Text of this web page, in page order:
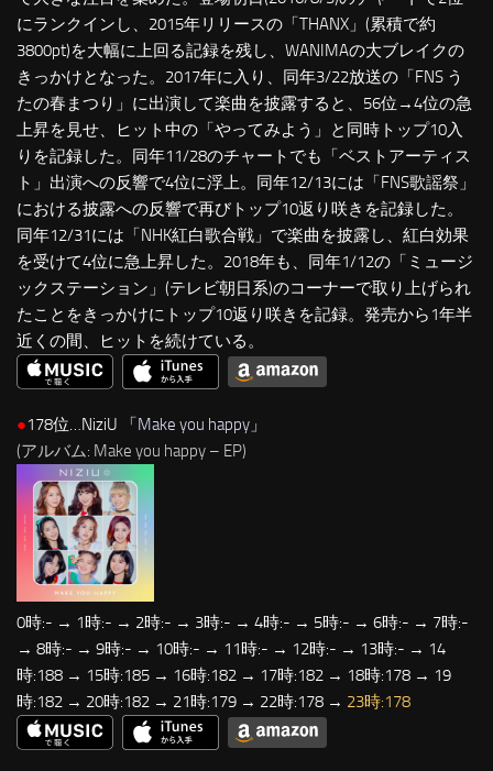
にランクインし、2015年リリースの「THANX」(累積で約
3800pt)を大幅に上回る記録を残し、WANIMAの大ブレイクの
きっかけとなった。2017年に入り、同年3/22放送の「FNS う
たの春まつり」に出演して楽曲を披露すると、56位→4位の急
上昇を見せ、ヒット中の「やってみよう」と同時トップ10入
りを記録した。同年11/28のチャートでも「ベストアーティス
ト」出演への反響で4位に浮上。同年12/13には「FNS歌謡祭」
における披露への反響で再びトップ10返り咲きを記録した。
同年12/31には「NHK紅白歌合戦」で楽曲を披露し、紅白効果
を受けて4位に急上昇した。2018年も、同年1/12の「ミュージ
ックステーション」(テレビ朝日系)のコーナーで取り上げられ
たことをきっかけにトップ10返り咲きを記録。発売から1年半
近くの間、ヒットを続けている。
●178位…NiziU 「Make you happy 」
(アルバム: Make you happy – EP)
0時:- → 1時:- → 2時:- → 3時:- → 4時:- → 5時:- → 6時:- → 7時:-
→ 8時:- → 9時:- → 10時:- → 11時:- → 12時:- → 13時:- → 14
時:188 → 15時:185 → 16時:182 → 17時:182 → 18時:178 → 19
時:182 → 20時:182 → 21時:179 → 22時:178 → 23時:178